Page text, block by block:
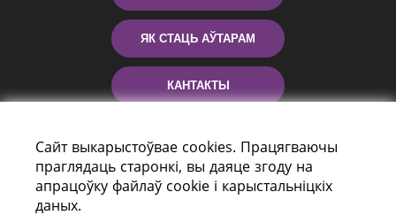
ЯК СТАЦЬ АЎТАРАМ
КАНТАКТЫ
Сайт выкарыстоўвае cookies. Працягваючы
праглядаць старонкі, вы даяце згоду на
апрацоўку файлаў cookie і карыстальніцкіх
даных.